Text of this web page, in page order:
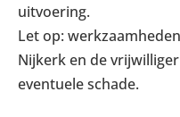
uitvoering.
Let op:
Nijkerk en de
eventuele schade.